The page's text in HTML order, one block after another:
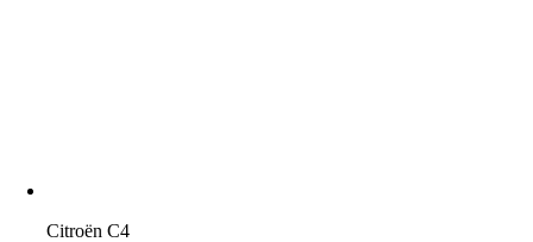
Citroën C4